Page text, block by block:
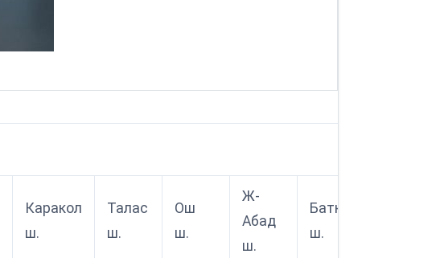
Каракол
ш.
Талас
ш.
Ош
ш.
Ж-
Абад
ш.
Баткен
ш.